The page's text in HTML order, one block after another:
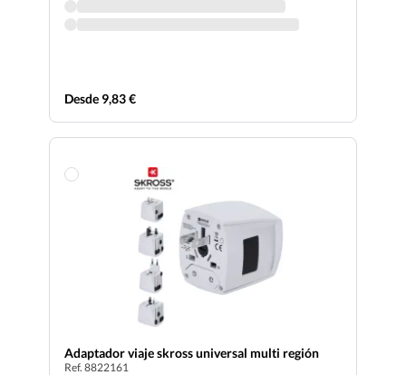
Desde 9,83 €
Adaptador viaje skross universal multi región
Ref. 8822161